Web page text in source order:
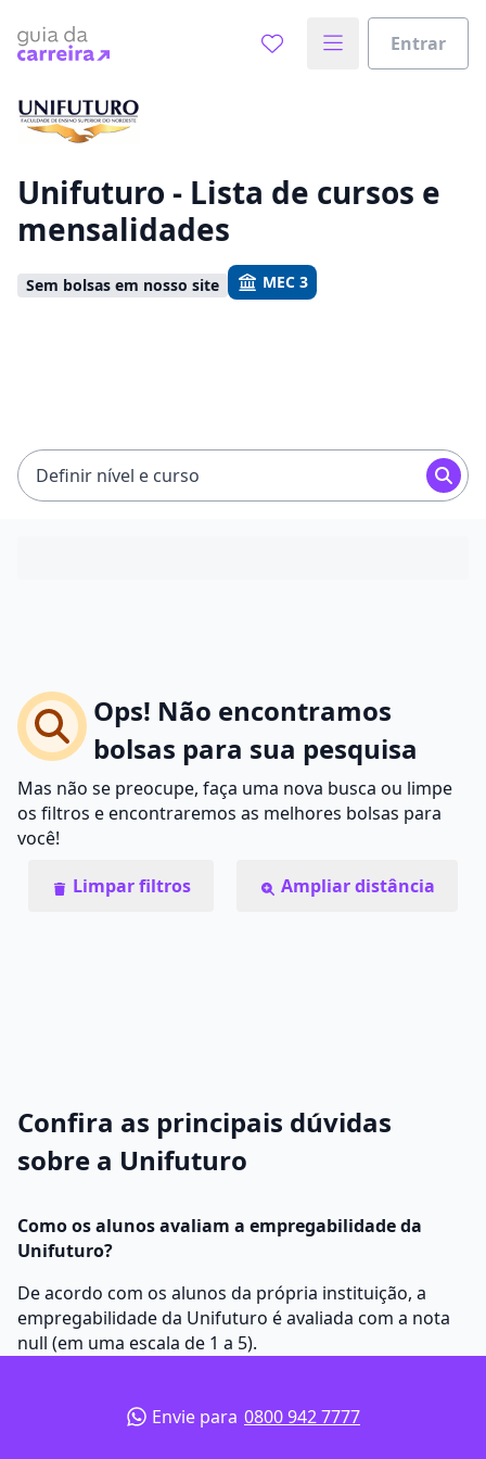
Entrar
Vamos te guiar no caminho ideal para seus estudos
Unifuturo - Lista de cursos e
mensalidades
Sem bolsas em nosso site MEC 3
Definir nível e curso
Ops! Não encontramos
bolsas para sua pesquisa
Mas não se preocupe, faça uma nova busca ou limpe
os filtros e encontraremos as melhores bolsas para
você!
Limpar filtros
Ampliar distância
Confira as principais dúvidas
sobre a Unifuturo
Como os alunos avaliam a empregabilidade da
Unifuturo?
De acordo com os alunos da própria instituição, a
empregabilidade da Unifuturo é avaliada com a nota
null (em uma escala de 1 a 5).
Envie para 0800 942 7777